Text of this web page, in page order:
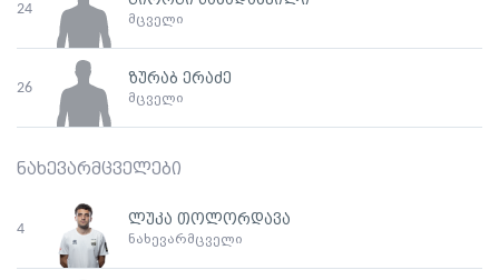
24
მცველი
26
ზურაბ ერაძე
მცველი
ნახევარმცველები
4
ლუკა თოლორდავა
ნახევარმცველი